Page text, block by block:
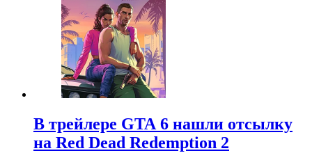
В трейлере GTA 6 нашли отсылку
на Red Dead Redemption 2